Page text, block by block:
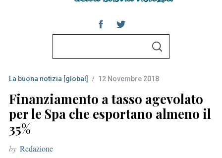
r
c
h
f
r
S
C
H
La buona notizia [global] 12 Novembre 2018
Finanziamento a tasso agevolato
per le Spa che esportano almeno il
35%
by Redazione